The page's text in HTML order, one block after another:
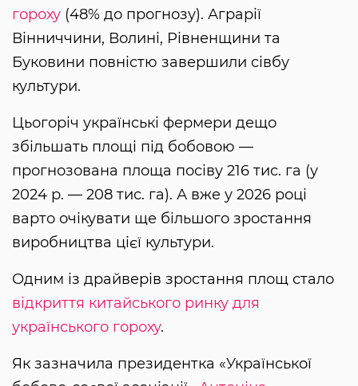
гороху (48% до прогнозу). Аграрії
Вінниччини, Волині, Рівненщини та
Буковини повністю завершили сівбу
культури.
Цьогоріч українські фермери дещо
збільшать площі під бобовою —
прогнозована площа посіву 216 тис. га (у
2024 р. — 208 тис. га). А вже у 2026 році
варто очікувати ще більшого зростання
виробництва цієї культури.
Одним із драйверів зростання площ стало
відкриття китайського ринку для
українського гороху.
Як зазначила президентка «Української